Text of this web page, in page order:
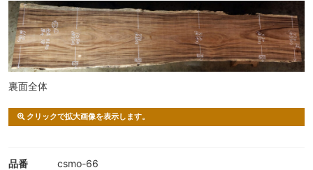
裏面全体
クリックで拡大画像を表示します。
品番 csmo-66